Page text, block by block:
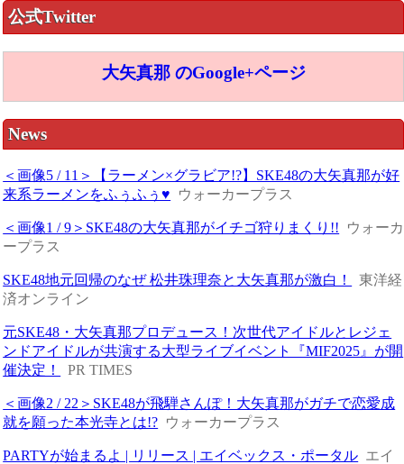
公式Twitter
大矢真那 のGoogle+ページ
News
＜画像5 / 11＞【ラーメン×グラビア!?】SKE48の大矢真那が好
来系ラーメンをふぅふぅ♥
ウォーカープラス
＜画像1 / 9＞SKE48の大矢真那がイチゴ狩りまくり!!
ウォーカ
ープラス
SKE48地元回帰のなぜ 松井珠理奈と大矢真那が激白！
東洋経
済オンライン
元SKE48・大矢真那プロデュース！次世代アイドルとレジェ
ンドアイドルが共演する大型ライブイベント『MIF2025』が開
催決定！
PR TIMES
＜画像2 / 22＞SKE48が飛騨さんぽ！大矢真那がガチで恋愛成
就を願った本光寺とは!? ウォーカープラス
PARTYが始まるよ | リリース | エイベックス・ポータル エイ